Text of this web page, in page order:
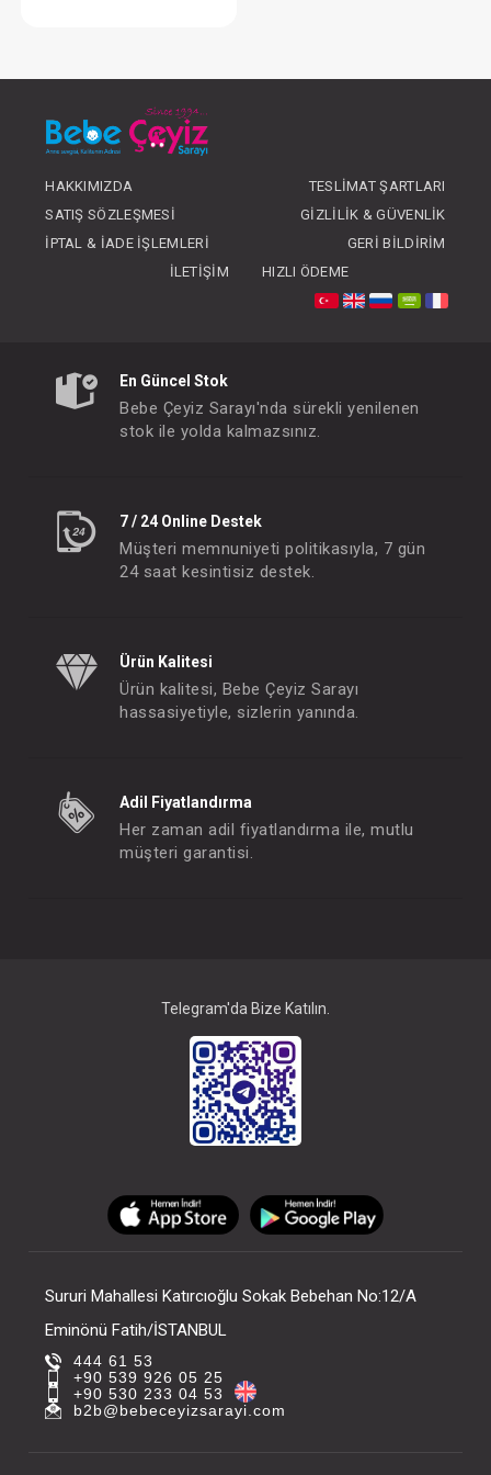
OLUNUZ
HAKKIMIZDA
TESLIMAT ŞARTLARI
SATIŞ SÖZLEŞMESI
GIZLILIK & GÜVENLIK
İPTAL & İADE İŞLEMLERI
GERI BILDIRIM
İLETIŞIM
HIZLI ÖDEME
En Güncel Stok
Bebe Çeyiz Sarayı'nda sürekli yenilenen
stok ile yolda kalmazsınız.
7 / 24 Online Destek
Müşteri memnuniyeti politikasıyla, 7 gün
24 saat kesintisiz destek.
Ürün Kalitesi
Ürün kalitesi, Bebe Çeyiz Sarayı
hassasiyetiyle, sizlerin yanında.
Adil Fiyatlandırma
Her zaman adil fiyatlandırma ile, mutlu
müşteri garantisi.
Telegram'da Bize Katılın.
Sururi Mahallesi Katırcıoğlu Sokak Bebehan No:12/A
Eminönü Fatih/İSTANBUL
444 61 53
+90 539 926 05 25
+90 530 233 04 53
b2b@bebeceyizsarayi.com